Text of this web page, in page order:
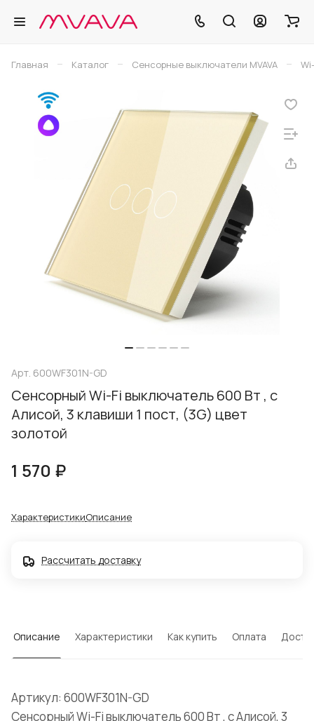
Главная – Каталог – Сенсорные выключатели MVAVA –
Арт. 600WF301N-GD
Cенсорный Wi-Fi выключатель 600 Вт , с
Алисой, 3 клавиши 1 пост, (3G) цвет
золотой
1 570 ₽
ХарактеристикиОписание
Рассчитать доставку
Описание Характеристики Как купить Оплата
Артикул: 600WF301N-GD
Сенсорный Wi-Fi выключатель 600 Вт , с Алисой, 3